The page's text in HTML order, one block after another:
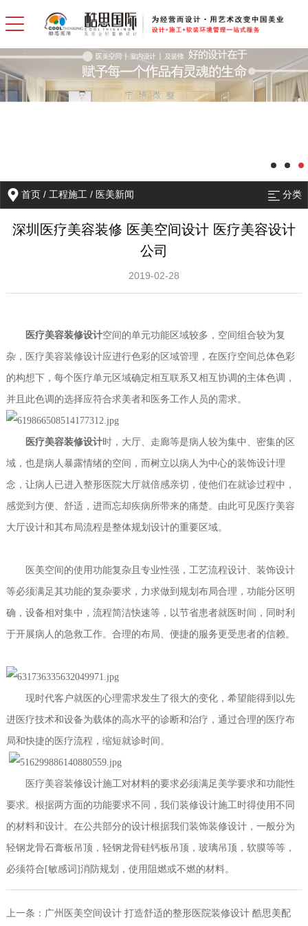
首页 /工程施工 / 医美新闻 分类
深圳医疗美容装修 医美空间设计 医疗美容设计
公司
2019-02-28
医疗美容装修设计空间的单元功能区域较多，空间组合较为复
杂，医疗美容装修设计应进行色彩的区域管理，在医疗空间总体色彩
的构想下，每个医疗单元区域确定相互联系又相互协调的主体色调，
并且此色调的选择应符合求美者和医务工作人员的需求。
医疗美容装修设计时， 大厅、走廊等是病人较为集中、密集的区
域，也是病人暴露情绪的空间，而树立以病人为中心的装饰设计理
念，让病人已进入整形医院大厅就倍感亲切，使他们在就诊过程中，
感觉到方便、舒适，进而忘却疾病所带来的痛楚。由此可见医疗美容
大厅设计和其布局流程是整体规划设计的重要区域。
医美空间的使用功能复杂且专业性强，工艺流程设计、装饰设计
等必须满足其功能的复杂要求，力求做到规划布局合理，功能分区明
确，设备相对集中，流程简洁快速等，以节省患者就医时间，同时利
于开展病人的急救工作。合理的布局、便捷的服务更受患者的信赖。
现时代客户就医的心理需求发生了很大的变化， 希望能得到以先
进医疗技术和设备为载体的高水平的诊断和治疗，通过合理的医疗布
局和快捷的医疗流程，缩短就诊时间。
医疗美容装修设计施工对材料的要求必须满足美学要求和功能性
要求。根据两方面的功能要求不同，我们装修设计施工时得使用不同
的材料和设计。在公共部分的设计根据我们装饰装修设计，一般分为
轻钢龙骨石膏板吊顶，轻钢龙骨硅钙板吊顶，玻璃吊顶，软膜等等，
必须符合[敏感词]消防规划，使用阻燃或不燃的材料。
上一条： 广州医美空间设计 打造舒适的整形医院装修设计 酷思美配